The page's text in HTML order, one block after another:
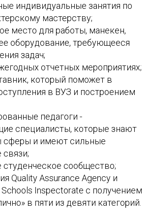
индивидуальные занятия по
мастерству;
место для работы, манекен,
оборудование, требующееся
задач;
отчетных мероприятиях;
который поможет в
в ВУЗ и построением
педагоги -
специалисты, которые знают
сферы и имеют сильные
студенческое сообщество;
Quality Assurance Agency и
Inspectorate с получением
в пяти из девяти категорий.